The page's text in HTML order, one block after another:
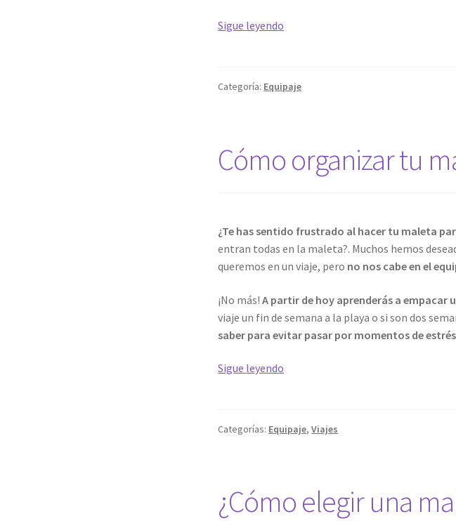
Sigue leyendo
harán
viaje
Categoría: Equipaje
Cómo organizar tu
¿Te has sentido frustrado al hacer tu maleta
entran todas en la maleta?. Muchos hemos
queremos en un viaje, pero no nos cabe en el
¡No más!A partir de hoy aprenderás a empacar
viaje un fin de semana a la playa o si son dos
saber para evitar pasar por momentos de estrés
Sigue leyendo
para
Categorías: Equipaje,Viajes
¿Cómo elegir una